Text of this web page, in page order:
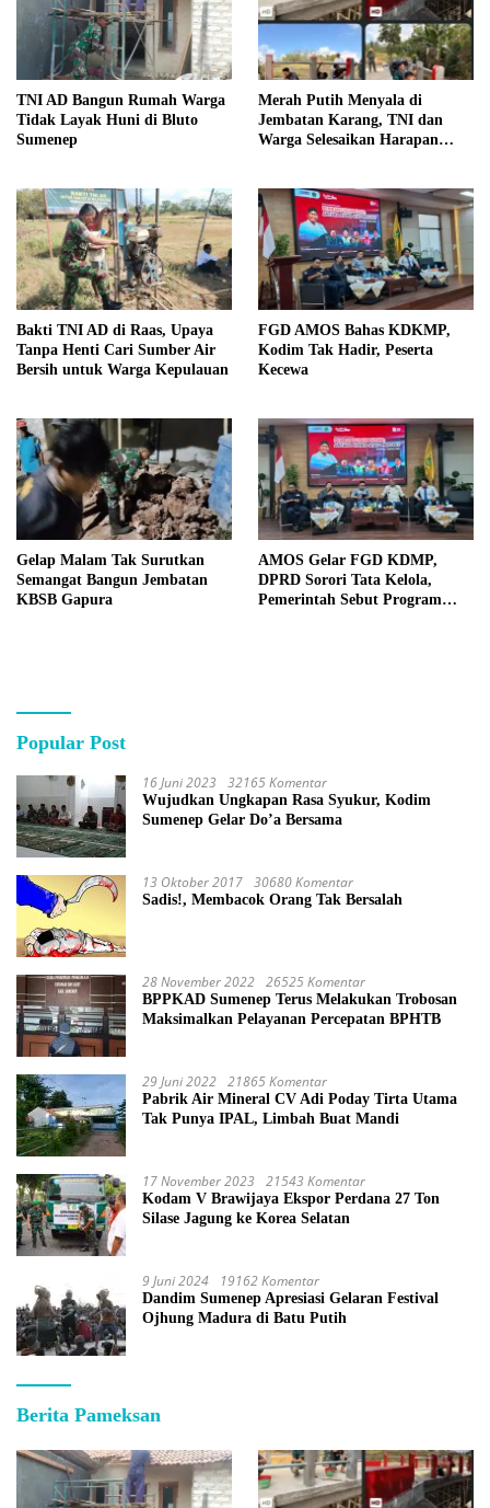
TNI AD Bangun Rumah Warga
Tidak Layak Huni di Bluto
Sumenep
Merah Putih Menyala di
Jembatan Karang, TNI dan
Warga Selesaikan Harapan
Bakti TNI AD di Raas, Upaya
Tanpa Henti Cari Sumber Air
Bersih untuk Warga Kepulauan
FGD AMOS Bahas KDKMP,
Kodim Tak Hadir, Peserta
Kecewa
Gelap Malam Tak Surutkan
Semangat Bangun Jembatan
KBSB Gapura
AMOS Gelar FGD KDMP,
DPRD Sorori Tata Kelola,
Pemerintah Sebut Program
Popular Post
16 Juni 2023 32165 Komentar
Wujudkan Ungkapan Rasa Syukur, Kodim
Sumenep Gelar Do’a Bersama
13 Oktober 2017 30680 Komentar
Sadis!, Membacok Orang Tak Bersalah
28 November 2022 26525 Komentar
BPPKAD Sumenep Terus Melakukan Trobosan
Maksimalkan Pelayanan Percepatan BPHTB
29 Juni 2022 21865 Komentar
Pabrik Air Mineral CV Adi Poday Tirta Utama
Tak Punya IPAL, Limbah Buat Mandi
17 November 2023 21543 Komentar
Kodam V Brawijaya Ekspor Perdana 27 Ton
Silase Jagung ke Korea Selatan
9 Juni 2024 19162 Komentar
Dandim Sumenep Apresiasi Gelaran Festival
Ojhung Madura di Batu Putih
Berita Pameksan